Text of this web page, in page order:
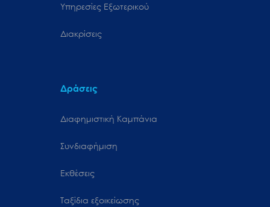
Υπηρεσίες Εξωτερικού
Διακρίσεις
Δράσεις
Διαφημιστική Καμπάνια
Συνδιαφήμιση
Εκθέσεις
Ταξίδια εξοικείωσης